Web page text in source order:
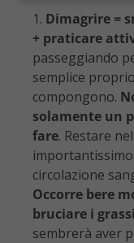
Dimagrire =
+ praticare
passeggiando
semplice
compongono.
solamente un
fare. Restare
circolazione
Occorre bere
bruciare i
sembrerà aver